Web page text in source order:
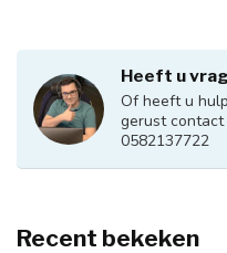
Heeft u
Of heeft u
gerust contact
0582137722
Recent bekeken